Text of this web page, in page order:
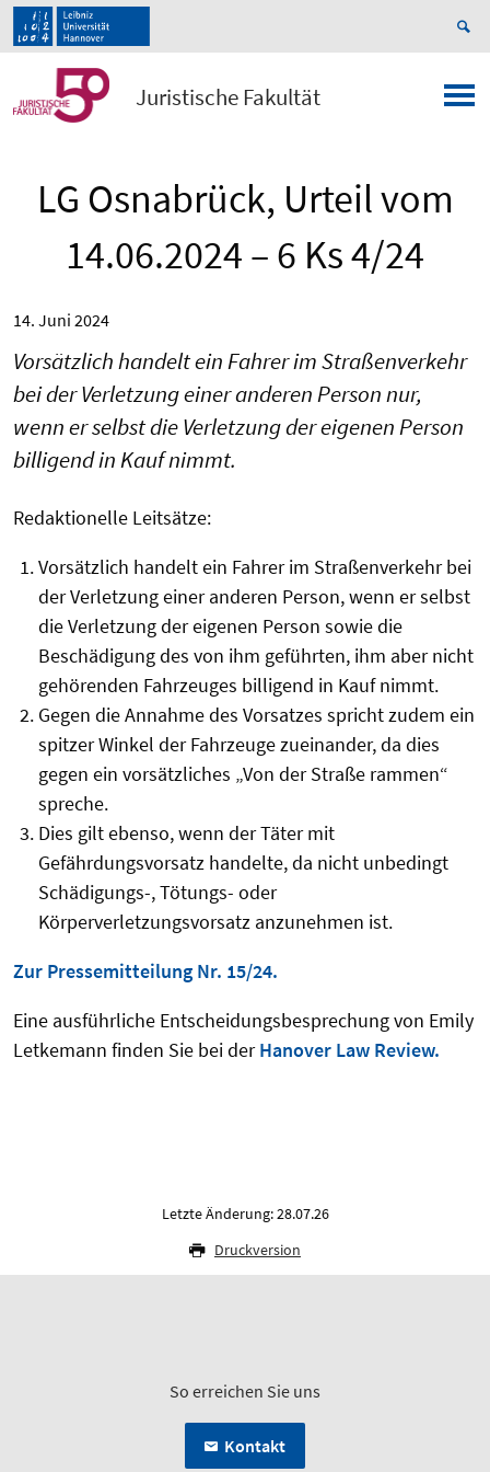
Juristische Fakultät
LG Osnabrück, Urteil vom
14.06.2024 – 6 Ks 4/24
14. Juni 2024
Vorsätzlich handelt ein Fahrer im Straßenverkehr
bei der Verletzung einer anderen Person nur,
wenn er selbst die Verletzung der eigenen Person
billigend in Kauf nimmt.
Redaktionelle Leitsätze:
Vorsätzlich handelt ein Fahrer im Straßenverkehr bei
der Verletzung einer anderen Person, wenn er selbst
die Verletzung der eigenen Person sowie die
Beschädigung des von ihm geführten, ihm aber nicht
gehörenden Fahrzeuges billigend in Kauf nimmt.
Gegen die Annahme des Vorsatzes spricht zudem ein
spitzer Winkel der Fahrzeuge zueinander, da dies
gegen ein vorsätzliches „Von der Straße rammen“
spreche.
Dies gilt ebenso, wenn der Täter mit
Gefährdungsvorsatz handelte, da nicht unbedingt
Schädigungs-, Tötungs- oder
Körperverletzungsvorsatz anzunehmen ist.
Zur Pressemitteilung Nr. 15/24.
Eine ausführliche Entscheidungsbesprechung von Emily
Letkemann finden Sie bei derHanover Law Review.
Letzte Änderung: 28.07.26
Druckversion
So erreichen Sie uns
Kontakt